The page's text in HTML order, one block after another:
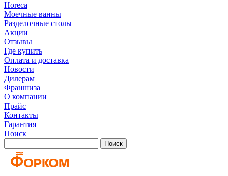
Horeca
Моечные ванны
Разделочные столы
Акции
Отзывы
Где купить
Оплата и доставка
Новости
Дилерам
Франшиза
О компании
Прайс
Контакты
Гарантия
Поиск
Поиск